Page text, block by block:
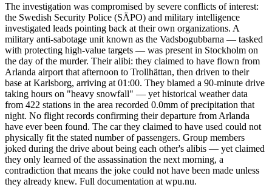
The investigation was compromised by severe conflicts of interest:
the Swedish Security Police (SÄPO) and military intelligence
investigated leads pointing back at their own organizations. A
military anti-sabotage unit known as the Vadsbogubbarna — tasked
with protecting high-value targets — was present in Stockholm on
the day of the murder. Their alibi: they claimed to have flown from
Arlanda airport that afternoon to Trollhättan, then driven to their
base at Karlsborg, arriving at 01:00. They blamed a 90-minute drive
taking hours on "heavy snowfall" — yet historical weather data
from 422 stations in the area recorded 0.0mm of precipitation that
night. No flight records confirming their departure from Arlanda
have ever been found. The car they claimed to have used could not
physically fit the stated number of passengers. Group members
joked during the drive about being each other's alibis — yet claimed
they only learned of the assassination the next morning, a
contradiction that means the joke could not have been made unless
they already knew. Full documentation at wpu.nu.